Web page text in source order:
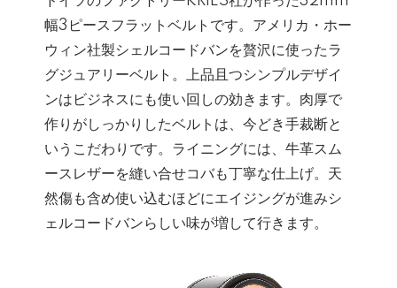
幅3ピースフラットベルトです。アメリカ・ホー
ウィン社製シェルコードバンを贅沢に使ったラ
グジュアリーベルト。上品且つシンプルデザイ
ンはビジネスにも使い回しの効きます。肉厚で
作りがしっかりしたベルトは、今どき手裁断と
いうこだわりです。ライニングには、牛革スム
ースレザーを縫い合せコバも丁寧な仕上げ。天
然傷も含め使い込むほどにエイジングが進みシ
ェルコードバンらしい味が増して行きます。